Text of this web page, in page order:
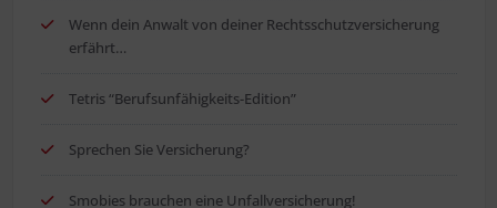
Wenn dein Anwalt von dei­ner Rechts­schutz­ver­si­che­rung
erfährt…
Tetris “Berufs­un­fä­hig­keits-Edi­ti­on”
Spre­chen Sie Versicherung?
Smo­bies brau­chen eine Unfallversicherung!